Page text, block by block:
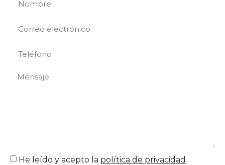
He leído y acepto la política de privacidad